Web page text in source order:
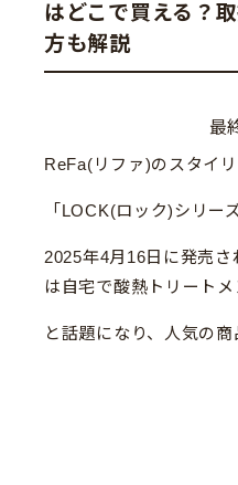
はどこで買える？
方も解説
最
ReFa(リファ)のスタイ
「LOCK(ロック)シリー
2025年4月16日に発売さ
は自宅で酸熱トリートメ
と話題になり、人気の商